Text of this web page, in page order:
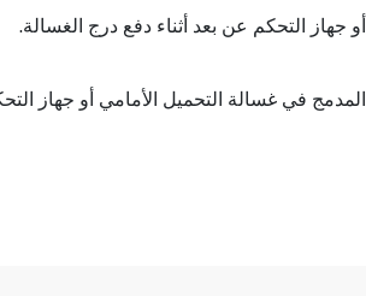
في غسالة التحميل الأمامي أو جهاز